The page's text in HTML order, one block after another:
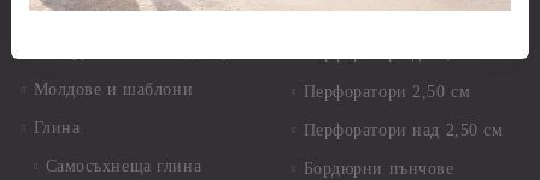
Пластични елементи
Молдове и шаблони
Глина
Самосъхнеща глина
Перфоратори 2,50 см
Перфоратори над 2,50 см
Бордюрни пънчове